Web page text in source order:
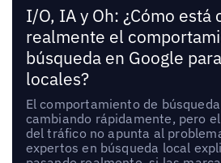
I/O, IA y Oh: ¿Cómo está
realmente el
búsqueda en Google
locales?
El comportamiento de
cambiando rápidamente, pero
del tráfico no apunta al
expertos en búsqueda local